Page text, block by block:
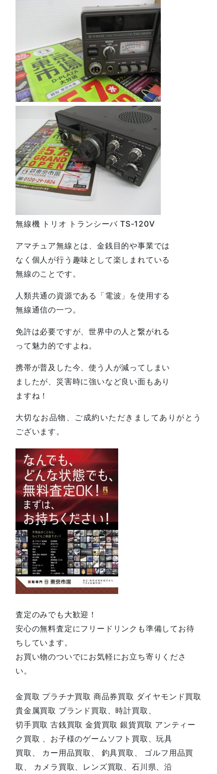
無線機 トリオ トランシーバ TS-120V
アマチュア無線とは、金銭目的や事業では
なく個人が行う趣味として楽しまれている
無線のことです。
人類共通の資源である「電波」を使用する
無線通信の一つ。
免許は必要ですが、世界中の人と繋がれる
って魅力的ですよね。
携帯が普及した今、使う人が減ってしまい
ましたが、災害時に強いなど良い面もあり
ますね！
大切なお品物、ご成約いただきましてありがとう
ございます。
査定のみでも大歓迎！
安心の無料査定にフリードリンクも準備してお待
ちしています。
お買い物のついでにお気軽にお立ち寄りくださ
い。
金買取 プラチナ買取 商品券買取 ダイヤモンド買取
貴金属買取 ブランド買取、時計買取、
切手買取 古銭買取 金貨買取 銀貨買取 アンティー
ク買取 、お子様のゲームソフト買取、玩具
買取、 カー用品買取、 釣具買取、 ゴルフ用品買
取、 カメラ買取、レンズ買取、石川県、沿